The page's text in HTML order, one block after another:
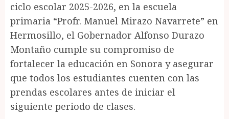
ciclo escolar 2025-2026, en la escuela
primaria “Profr. Manuel Mirazo Navarrete” en
Hermosillo, el Gobernador Alfonso Durazo
Montaño cumple su compromiso de
fortalecer la educación en Sonora y asegurar
que todos los estudiantes cuenten con las
prendas escolares antes de iniciar el
siguiente periodo de clases.